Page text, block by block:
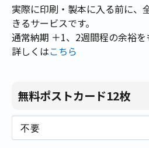
実際に印刷・製本に入る前に、
きるサービスです。
通常納期 ＋1、2週間程の余裕を
詳しくはこちら
無料ポストカード12枚